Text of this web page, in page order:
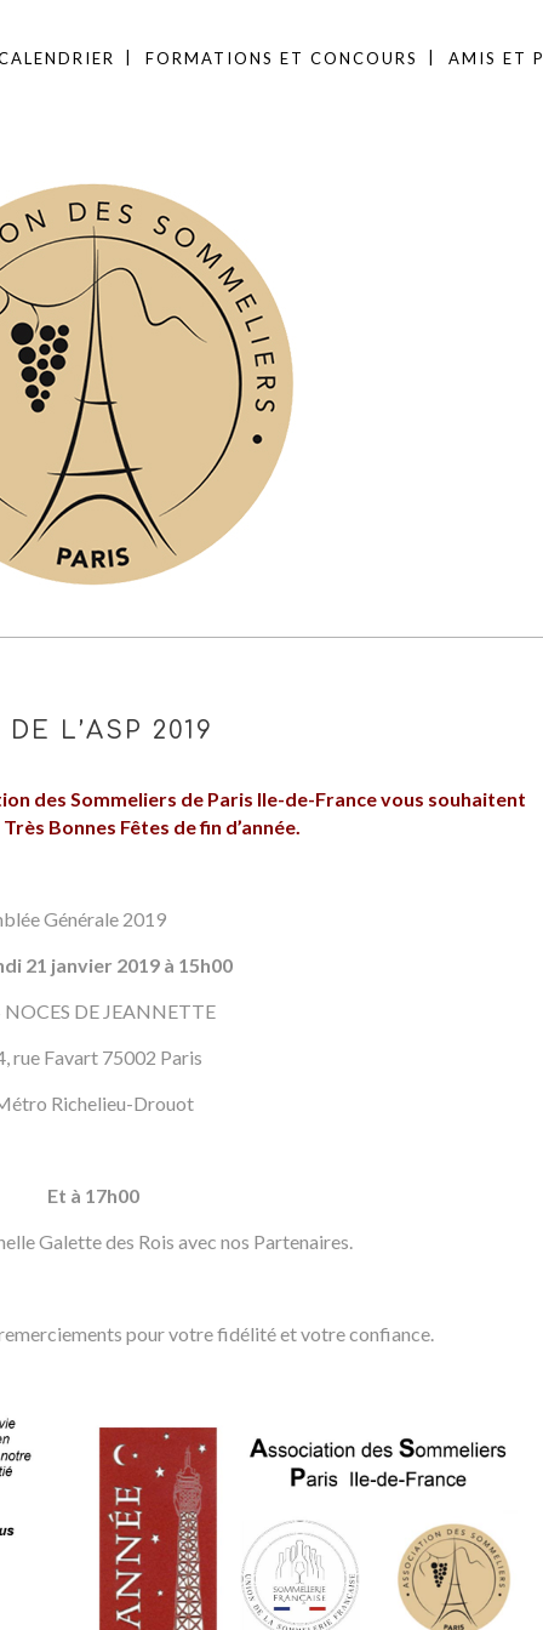
FORMATIONS ET CONCOURS AMIS ET
L’ASP 2019
des Sommeliers de Paris Ile-de-France vous souhaitent
Bonnes Fêtes de fin d’année.
Générale 2019
21 janvier 2019 à 15h00
NOCES DE JEANNETTE
rue Favart 75002 Paris
Richelieu-Drouot
Et à 17h00
Galette des Rois avec nos Partenaires.
pour votre fidélité et votre confiance.